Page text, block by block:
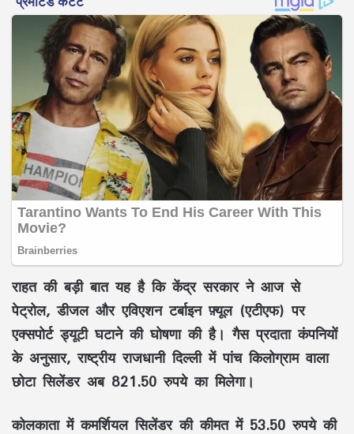
राहत की बड़ी बात यह है कि केंद्र सरकार ने आज से
पेट्रोल, डीजल और एविएशन टर्बाइन फ़्यूल (एटीएफ) पर
एक्सपोर्ट ड्यूटी घटाने की घोषणा की है। गैस प्रदाता कंपनियों
के अनुसार, राष्ट्रीय राजधानी दिल्ली में पांच किलोग्राम वाला
छोटा सिलेंडर अब 821.50 रुपये का मिलेगा।
कोलकाता में कमर्शियल सिलेंडर की कीमत में 53.50 रुपये की